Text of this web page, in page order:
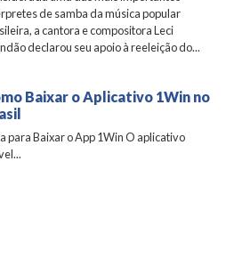
de samba da música popular
a cantora e compositora Leci
declarou seu apoio à reeleição do...
Baixar o Aplicativo 1Win no
para Baixar o App 1Win O aplicativo